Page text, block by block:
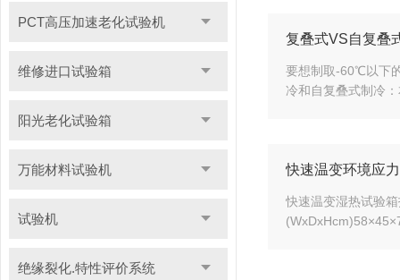
PCT高压加速老化试验机
维修进口试验箱
阳光老化试验箱
万能材料试验机
试验机
绝缘裂化.特性评价系统
复叠式VS自复叠
要想制取-60℃以下
冷和自复叠式制冷
快速温变环境应
快速温变湿热试验